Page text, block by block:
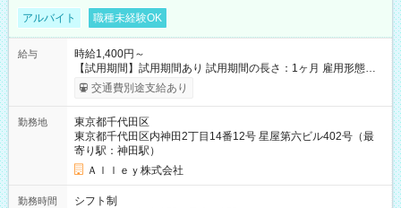
アルバイト 職種未経験OK
給与
時給1,400円～
【試用期間】試用期間あり 試用期間の長さ：1ヶ月 雇用形態、
給与は本採用時と同じです。
交通費別途支給あり
勤務地
東京都千代田区
東京都千代田区内神田2丁目14番12号 星屋第六ビル402号（最
寄り駅：神田駅）
Ａｌｌｅｙ株式会社
勤務時間
シフト制